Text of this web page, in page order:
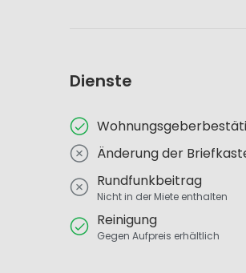
Dienste
Änderung der
Rundfunkbeitrag
Nicht in der Miete enthalten
Reinigung
Gegen Aufpreis erhältlich